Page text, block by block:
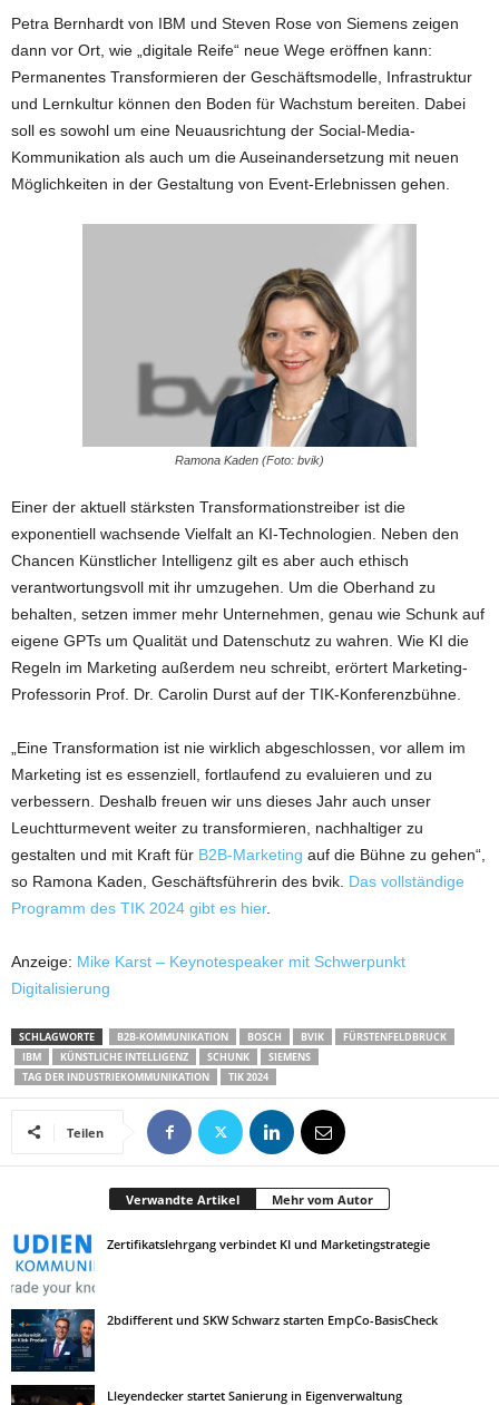
Petra Bernhardt von IBM und Steven Rose von Siemens zeigen
dann vor Ort, wie „digitale Reife“ neue Wege eröffnen kann:
Permanentes Transformieren der Geschäftsmodelle, Infrastruktur
und Lernkultur können den Boden für Wachstum bereiten. Dabei
soll es sowohl um eine Neuausrichtung der Social-Media-
Kommunikation als auch um die Auseinandersetzung mit neuen
Möglichkeiten in der Gestaltung von Event-Erlebnissen gehen.
Ramona Kaden (Foto: bvik)
Einer der aktuell stärksten Transformationstreiber ist die
exponentiell wachsende Vielfalt an KI-Technologien. Neben den
Chancen Künstlicher Intelligenz gilt es aber auch ethisch
verantwortungsvoll mit ihr umzugehen. Um die Oberhand zu
behalten, setzen immer mehr Unternehmen, genau wie Schunk auf
eigene GPTs um Qualität und Datenschutz zu wahren. Wie KI die
Regeln im Marketing außerdem neu schreibt, erörtert Marketing-
Professorin Prof. Dr. Carolin Durst auf der TIK-Konferenzbühne.
„Eine Transformation ist nie wirklich abgeschlossen, vor allem im
Marketing ist es essenziell, fortlaufend zu evaluieren und zu
verbessern. Deshalb freuen wir uns dieses Jahr auch unser
Leuchtturmevent weiter zu transformieren, nachhaltiger zu
gestalten und mit Kraft für B2B-Marketing auf die Bühne zu gehen“,
so Ramona Kaden, Geschäftsführerin des bvik. Das vollständige
Programm des TIK 2024 gibt es hier.
Anzeige: Mike Karst – Keynotespeaker mit Schwerpunkt
Digitalisierung
SCHLAGWORTE B2B-KOMMUNIKATION BOSCH BVIK
FÜRSTENFELDBRUCK
IBM
KÜNSTLICHE INTELLIGENZ SCHUNK
SIEMENS
TAG DER INDUSTRIEKOMMUNIKATION
TIK 2024
Teilen
Verwandte Artikel Mehr vom Autor
Zertifikatslehrgang verbindet KI und Marketingstrategie
2bdifferent und SKW Schwarz starten EmpCo-BasisCheck
Lleyendecker startet Sanierung in Eigenverwaltung